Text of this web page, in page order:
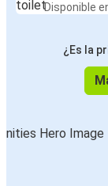
Disponible
¿Es la